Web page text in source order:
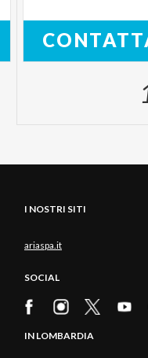
I NOSTRI SITI
ariaspa.it
SOCIAL
IN LOMBARDIA